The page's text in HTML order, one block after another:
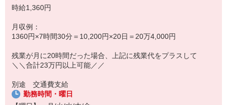
時給1,360円
月収例：
1360円×7時間30分＝10,200円×20日＝20万4,000円
残業が月に20時間だった場合、上記に残業代をプラスして
＼＼合計23万円以上可能／／
別途 交通費支給
勤務時間・曜日